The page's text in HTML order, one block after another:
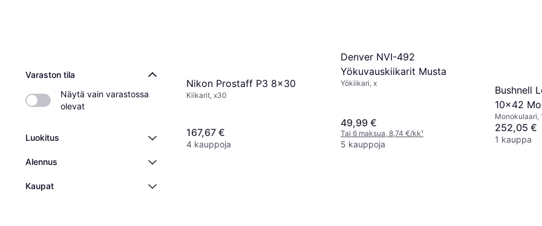
Varaston tila
Näytä vain varastossa
olevat
Luokitus
Alennus
Kaupat
Nikon Prostaff P3 8x30
Kiikarit, x30
167,67 €
4 kauppoja
Denver NVI-492
Yökuvauskiikarit Musta
Yökiikari, x
49,99 €
Tai 6 maksua, 8,74 €/kk¹
5 kauppoja
Bushnell
10x42
252,05 €
1 kauppa